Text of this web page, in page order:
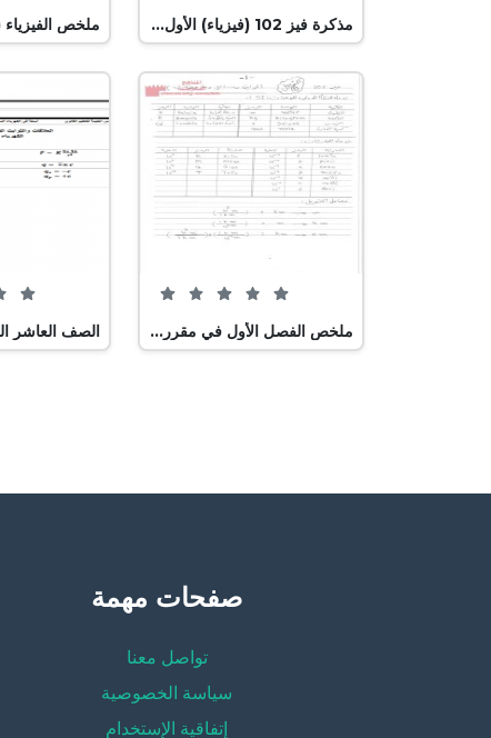
مذكرة فيز 102 (فيزياء) الأول الثانوي
0 من 5 (0 تصويت)
ملخص الفصل الأول في مقرر فيز 102 (فيزياء) الأول الثانوي
صفحات مهمة
تواصل معنا
سياسة الخصوصية
إتفاقية الإستخدام